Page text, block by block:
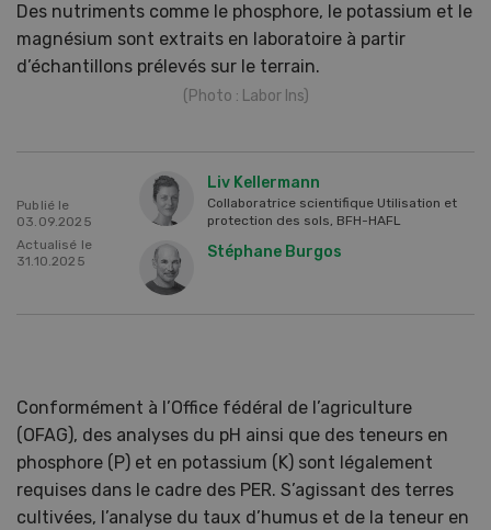
Des nutriments comme le phosphore, le potassium et le
magnésium sont extraits en laboratoire à partir
d’échantillons prélevés sur le terrain.
(Photo : Labor Ins)
Publié le
03.09.2025
Actualisé le
31.10.2025
Liv Kellermann
Collaboratrice scientifique Utilisation et
protection des sols, BFH-HAFL
Stéphane Burgos
Conformément à l’Office fédéral de l’agriculture
(OFAG), des analyses du pH ainsi que des teneurs en
phosphore (P) et en potassium (K) sont légalement
requises dans le cadre des PER. S’agissant des terres
cultivées, l’analyse du taux d’humus et de la teneur en